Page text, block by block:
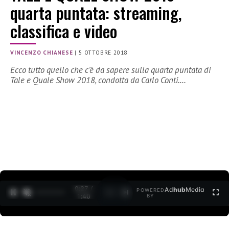
quarta puntata: streaming,
classifica e video
VINCENZO CHIANESE |5 OTTOBRE 2018
Ecco tutto quello che c’è da sapere sulla quarta puntata di
Tale e Quale Show 2018, condotta da Carlo Conti.…
0:27 /
1:40
POWERED
BY
AdhubMedia